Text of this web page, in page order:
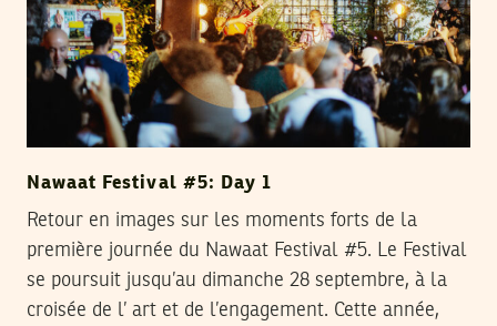
Nawaat Festival #5: Day 1
Retour en images sur les moments forts de la
première journée du Nawaat Festival #5. Le Festival
se poursuit jusqu’au dimanche 28 septembre, à la
croisée de l’ art et de l’engagement. Cette année,